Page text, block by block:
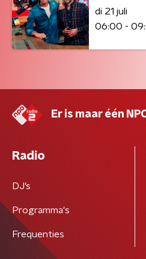
di 21 juli
06:00 -
Er is maar één
Radio
DJ’s
Programma's
Frequenties